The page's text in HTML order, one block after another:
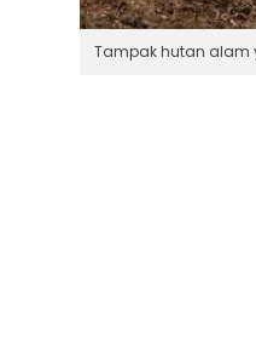
Tampak hutan alam